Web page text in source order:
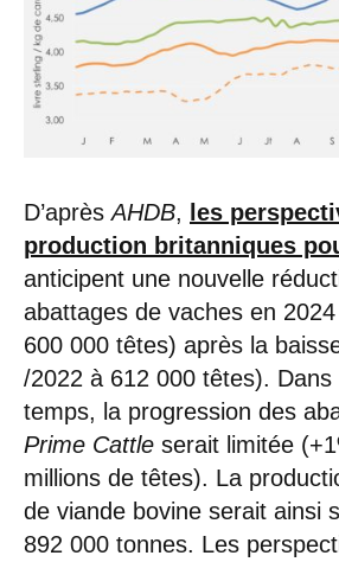
D’aprèsAHDB,
les
production britanniques
anticipent une nouvelle
abattages de vaches en
600 000 têtes) après la
/2022 à 612 000 têtes). Dans
temps, la progression des
Prime Cattle serait limitée
millions de têtes). La
de viande bovine serait ainsi
892 000 tonnes. Les